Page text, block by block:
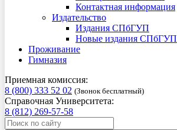
Контактная информация
Издательство
Издания СПбГУП
Новые издания СПбГУП
Проживание
Гимназия
Приемная комиссия:
8 (800) 333 52 02 (Звонок бесплатный)
Справочная Университета:
8 (812) 269-57-58